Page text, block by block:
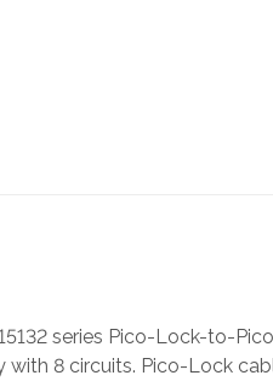
series Pico-Lock-to-
8 circuits. Pico-Lock